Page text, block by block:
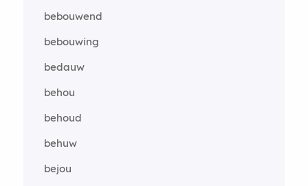
bebouwend
bebouwing
bedauw
behou
behoud
behuw
bejou